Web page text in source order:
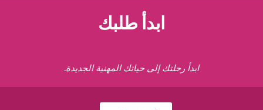
ابدأ طلبك
ابدأ رحلتك إلى حياتك المهنية الجديدة.